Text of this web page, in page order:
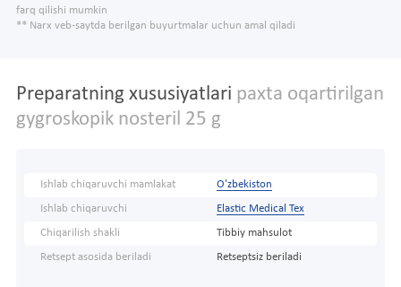
farq qilishi mumkin
** Narx veb-saytda berilgan buyurtmalar uchun amal qiladi
Preparatning xususiyatlari paxta oqartirilgan
gygroskopik nosteril 25 g
Ishlab chiqaruvchi mamlakat O'zbekiston
Ishlab chiqaruvchi Elastic Medical Tex
Chiqarilish shakli Tibbiy mahsulot
Retsept asosida beriladi Retseptsiz beriladi